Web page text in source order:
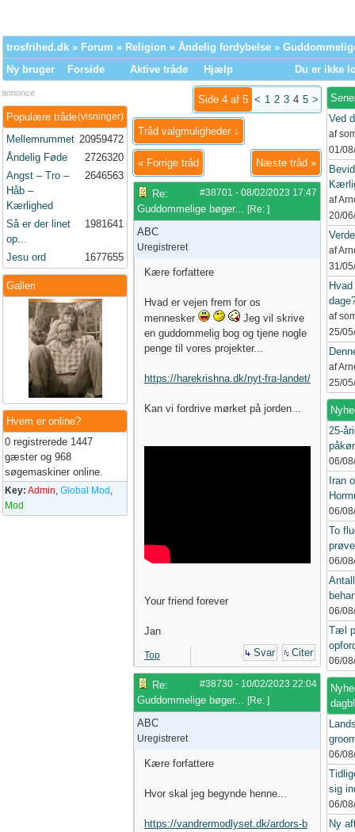
trosfrihed.dk » Forum » Religion » Åndelig fordybelse »
Ny bruger
Forside Aktive tråde Hjælp Du er ikke
annonce
(visninger)
Populære tråde
Mellemrummet 20959472
Åndelig Føde
2726320
Angst – Tro –
Håb –
Kærlighed
2646563
Så er der linet
op...
1981641
Jesu ord 1677655
Galleri
Hvem er online?
0 registrerede 1447
gæster og 968
søgemaskiner online.
Key: Admin, Global Mod ,
Mod
Side 4 af 5 < 1 2 3 4 5 >
Tråd valgmuligheder ↓
« Forrige tråd Næste tråd »
#38701 - 08/02/2023 17:47
Re:
Guddommelige bøger... [Re: ]
ABC
Uregistreret
Kære forfattere
Hvad er vejen frem for os
mennesker
Jeg vil skrive
en guddommelig bog og tjene nogle
penge til vores projekter...
https://harekrishna.dk/nyt-fra-landet/
Kan vi fordrive mørket på jorden...
Your friend forever
Jan
Top Svar Citer
#38730 - 10/02/2023 22:04
Re:
Guddommelige bøger... [Re: ]
ABC
Uregistreret
Kære forfattere
Hvor skal jeg begynde henne...
https://vandrermodlyset.dk/ardors-b
Ved
af
01/
af
20/
af
31/
af
25/
af
25/
25-
06/
Iran
06/
To
06/
06/
Tæl
06/
06/
sig
06/
Ny